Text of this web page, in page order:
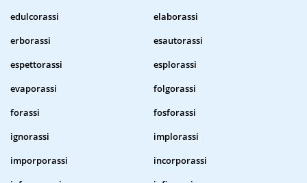
edulcorassi
elaborassi
erborassi
esautorassi
espettorassi
esplorassi
evaporassi
folgorassi
forassi
fosforassi
ignorassi
implorassi
imporporassi
incorporassi